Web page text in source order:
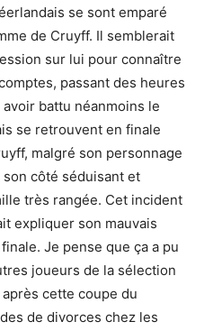
se sont emparé
de Cruyff. Il semblerait
sur lui pour connaître
passant des heures
battu néanmoins le
se retrouvent en finale
malgré son personnage
côté séduisant et
très rangée. Cet incident
expliquer son mauvais
Je pense que ça a pu
joueurs de la sélection
après cette coupe du
de divorces chez les